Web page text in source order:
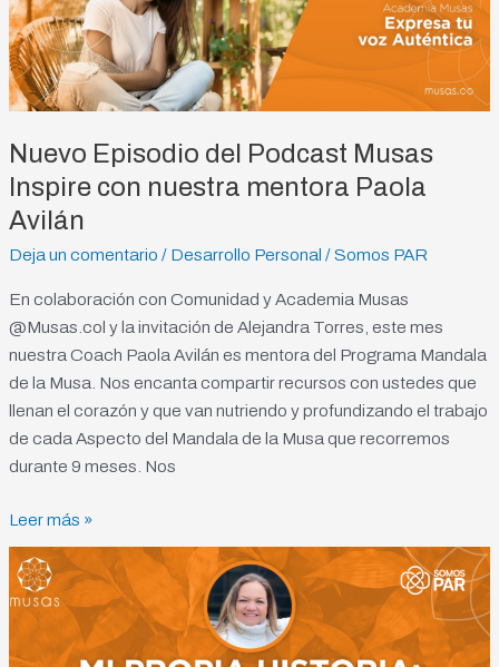
Nuevo Episodio del Podcast Musas
Inspire con nuestra mentora Paola
Avilán
Deja un comentario / Desarrollo Personal /Somos PAR
En colaboración con Comunidad y Academia Musas
@Musas.col y la invitación de Alejandra Torres, este mes
nuestra Coach Paola Avilán es mentora del Programa Mandala
de la Musa. Nos encanta compartir recursos con ustedes que
llenan el corazón y que van nutriendo y profundizando el trabajo
de cada Aspecto del Mandala de la Musa que recorremos
durante 9 meses. Nos
Podcast
Musas
Inspire
con
mentora
Paola
Avilán
Leer más »
Expresa
tu
auténtica